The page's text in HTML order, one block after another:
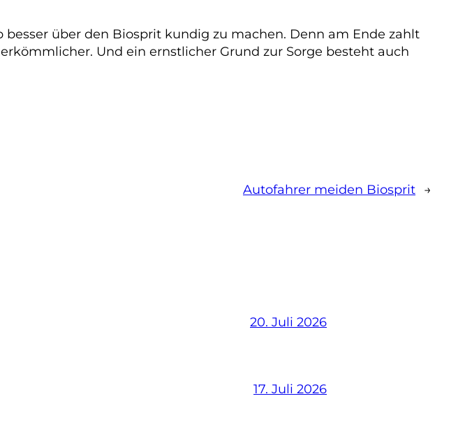
über den Biosprit kundig zu machen. Denn am Ende zahlt
Und ein ernstlicher Grund zur Sorge besteht auch
Autofahrer meiden Biosprit →
20. Juli 2026
17. Juli 2026